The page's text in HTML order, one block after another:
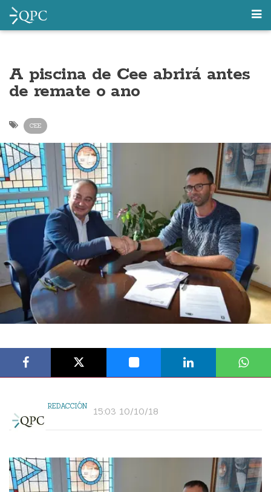
A piscina de Cee abrirá antes
de remate o ano
CEE
REDACCIÓN 15:03 10/10/18